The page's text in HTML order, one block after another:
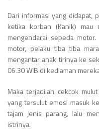
Dari informasi yang didapat,
ketika korban (Kanik) mau
mengendarai sepeda
motor, pelaku tiba tiba
mengantar anak tirinya ke
06.30 WIB di kediaman
Maka terjadilah cekcok
yang tersulut emosi masuk
tajam jenis parang, lalu
istrinya.